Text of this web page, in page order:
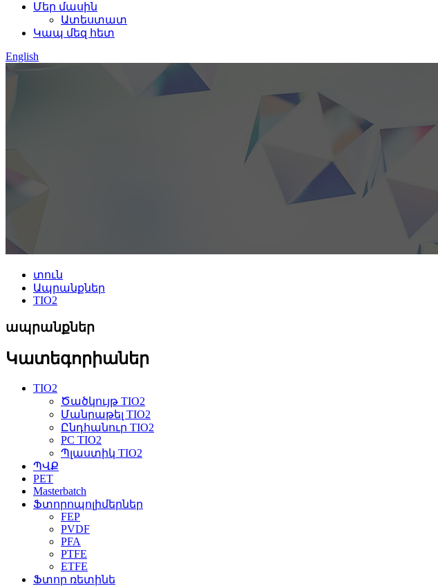
Մեր մասին
Ատեստատ
Կապ մեզ հետ
English
տուն
Ապրանքներ
TIO2
ապրանքներ
Կատեգորիաներ
TIO2
Ծածկույթ TIO2
Մանրաթել TIO2
Ընդհանուր TIO2
PC TIO2
Պլաստիկ TIO2
ՊՎՔ
PET
Masterbatch
Ֆտորոպոլիմերներ
FEP
PVDF
PFA
PTFE
ETFE
Ֆտոր ռետինե